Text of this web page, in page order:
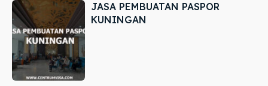
JASA PEMBUATAN PASPOR
KUNINGAN